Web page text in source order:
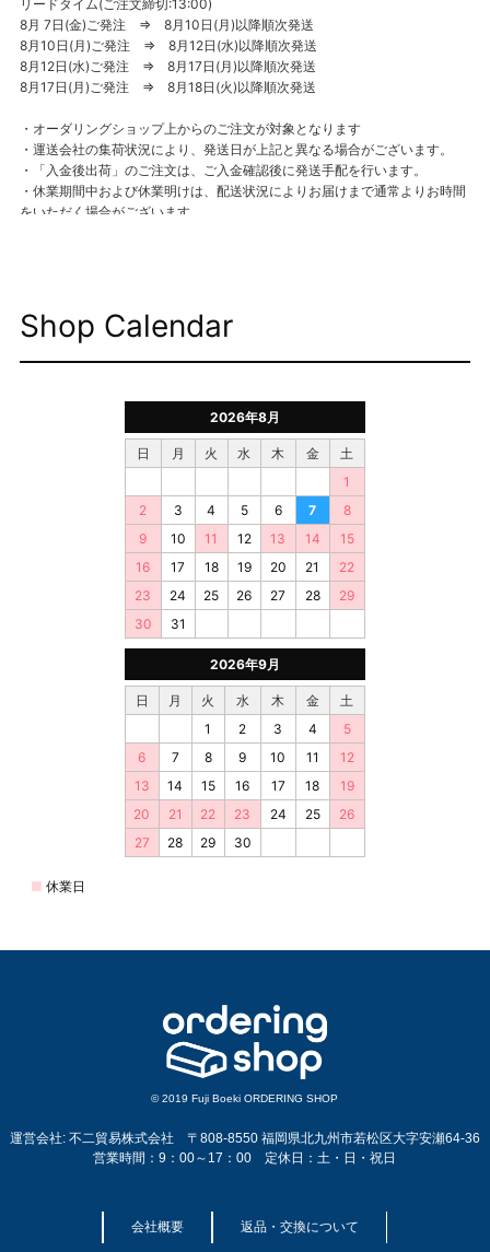
© 2019 Fuji Boeki ORDERING SHOP
運営会社: 不二貿易株式会社 〒808-8550 福岡県北九州市若松区大字安瀬64-36
営業時間：9：00～17：00 定休日：土・日・祝日
会社概要 返品・交換について